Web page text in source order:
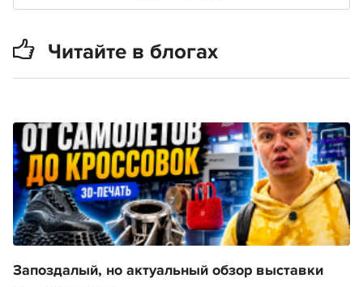
Читайте в блогах
Запоздалый, но актуальный обзор выставки